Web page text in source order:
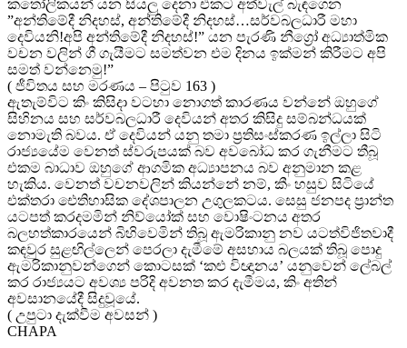
කතෝලිකයන් යන සියලු දෙනා එකට අත්වැල් බැඳගෙන
”අන්තිමේදී නිදහස්, අන්තිමේදී නිදහස්…සර්වබලධාරී මහා
දෙවියනි!අපි අන්තිමේදී නිදහස්!” යන පැරණි නීග්‍රෝ අධ්‍යාත්මික
වචන වලින් ගී ගැයීමට සමත්වන එම දිනය ඉක්මන් කිරීමට අපි
සමත් වන්නෙමු!”
( ජීවිතය සහ මරණය – පිටුව 163 )
ඇතැම්විට කිං කිසිදා වටහා නොගත් කාරණය වන්නේ ඔහුගේ
සිහිනය සහ සර්වබලධාරී දෙවියන් අතර කිසිදු සම්බන්ධයක්
නොමැති බවය. ඒ දෙවියන් යනු තමා ප්‍රතිසංස්කරණ ඉල්ලා සිටි
රාජ්‍යයේම වෙනත් ස්වරුපයක් බව අවබෝධ කර ගැනීමට තීබූ
එකම බාධාව ඔහුගේ ආගමික අධ්‍යාපනය බව අනුමාන කළ
හැකිය. වෙනත් වචනවලින් කියන්නේ නම්, කීං හසුව සිටියේ
එක්තරා ඓතිහාසික දේශපාලන උගුලකටය. සෙසු ජනපද ප්‍රාන්ත
යටපත් කරදමමින් නිව්යෝක් සහ වොෂිංටනය අතර
බලහත්කාරයෙන් බිහිවෙමින් තිබූ ඇමරිකානු නව යටත්විජිතවාදී
කඳවුර සුළඟිල්ලෙන් පෙරලා දැමීමේ අසහාය බලයක් තිබූ පොදු
ඇමරිකානුවන්ගෙන් කොටසක් ‘කළු විඥානය’ යනුවෙන් ලේබල්
කර රාජ්‍යයට අවශ්‍ය පරිදි අවනත කර දැමීමය, කිං අතින්
අවසානයේදී සිදුවූයේ.
( උපුටා දැක්වීම අවසන් )
CHAPA